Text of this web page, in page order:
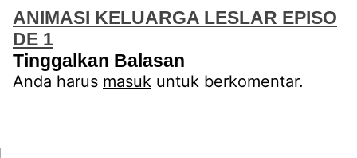
ANIMASI KELUARGA LESLAR EPISO
DE 1
Tinggalkan Balasan
Anda harus masuk untuk berkomentar.